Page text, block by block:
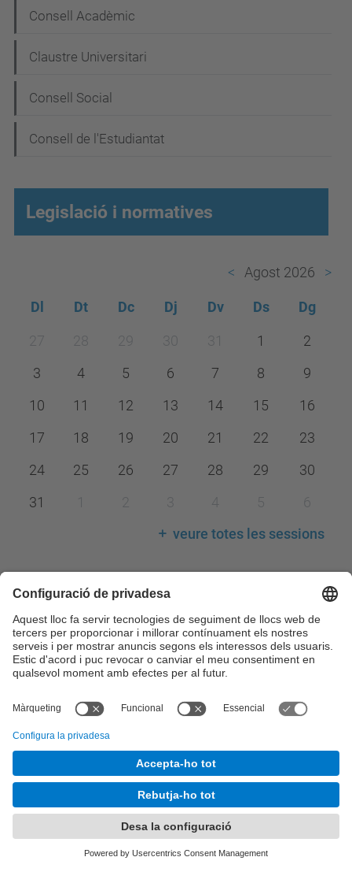
a
c
ó
Consell Acadèmic
Claustre Universitari
Consell Social
Consell de l'Estudiantat
Legislació i normatives
Agost 2026
Dl Dt Dc Dj Dv Ds Dg
27 28 29 30 31 1
2
3
4 5 6 7 8
9
10
11 12 13 14 15
16
17
18 19 20 21 22
23
24
25 26 27 28 29
30
31
1 2 3 4 5
6
veure totes les sessions
Llegenda calendari
Consell de Govern
Comissions del Consell de Govern
Consell Acadèmic
Claustre Universitari
Comissions del Consell Social
Desenvolupat amb